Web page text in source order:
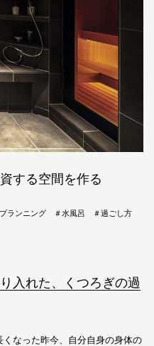
する空間を作る
ランニング ＃水風呂 ＃過ごし方
入れた、くつろぎの過
なった昨今、自分自身の身体の